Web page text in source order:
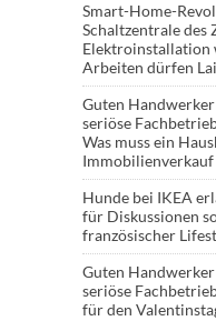
Smart-Home-
Schaltzentrale des
Elektroinstallation
Arbeiten dürfen
Guten
seriöse
Was muss ein
Immobilienverkauf
Hunde bei IKEA
für Diskussionen
französischer
Guten
seriöse
für den